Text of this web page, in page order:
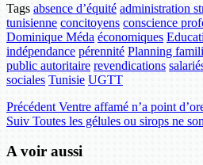
Tags absence d’équité administration
tunisienne concitoyens conscience
Dominique Méda économiques
indépendance pérennité Planning
public autoritaire revendications
sociales Tunisie UGTT
Précédent Ventre affamé n’a point
Suiv Toutes les gélules ou sirops ne
A voir aussi